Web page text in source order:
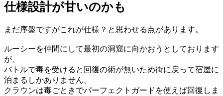
仕様設計が甘いのかも
まだ序盤ですがこれが仕様？と思わせる点があります。
ルーシーを仲間にして最初の洞窟に向かおうとしております
が、
バトルで毒を受けると回復の術が無いため街に戻って宿屋に
泊まるしかありません。
クラウンは毒ごときでパーフェクトガードを使えば回復しま